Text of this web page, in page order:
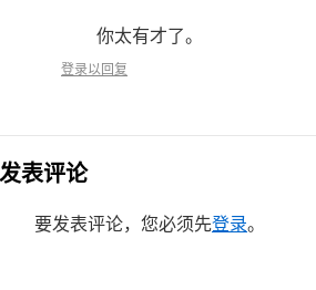
你太有才了。
登录以回复
发表评论
要发表评论，您必须先登录。